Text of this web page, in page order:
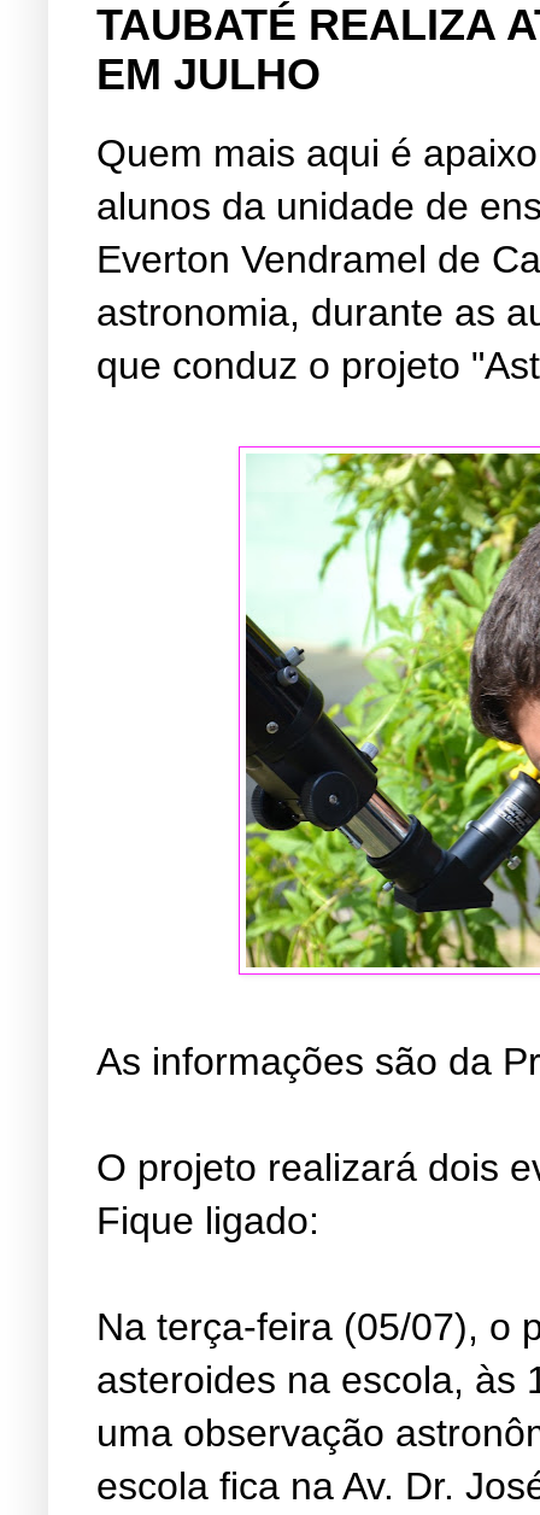
TAUBATÉ REALIZA
EM JULHO
Quem mais aqui é
alunos da unidade de
Everton Vendramel de
astronomia, durante as
que conduz o projeto
As informações são da
O projeto realizará dois
Fique ligado:
Na terça-feira (05/07), o
asteroides na escola, às
uma observação
escola fica na Av. Dr.